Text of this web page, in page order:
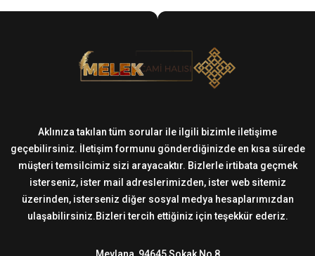
Aklınıza takılan tüm sorular ile ilgili bizimle iletişime
geçebilirsiniz. İletişim formunu gönderdiğinizde en kısa sürede
müşteri temsilcimiz sizi arayacaktır. Bizlerle irtibata geçmek
isterseniz, ister mail adreslerimizden, ister web sitemiz
üzerinden, isterseniz diğer sosyal medya hesaplarımızdan
ulaşabilirsiniz.Bizleri tercih ettiğiniz için teşekkür ederiz.